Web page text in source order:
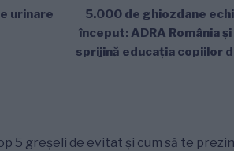
urinare
5.000 de ghiozdane
început: ADRA România
sprijină educația copiilor
5 greșeli de evitat și cum să te